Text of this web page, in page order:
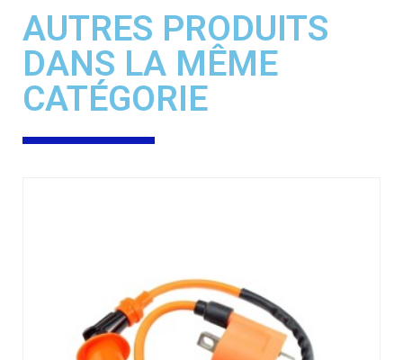
AUTRES PRODUITS
DANS LA MÊME
CATÉGORIE